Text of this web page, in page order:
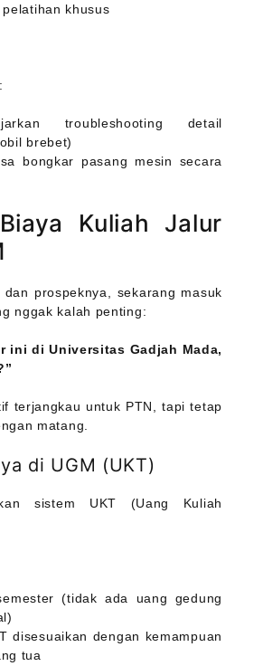
khusus
troubleshooting detail
brebet)
bongkar pasang mesin secara
Kuliah Jalur
prospeknya, sekarang masuk
nggak kalah penting:
ini di Universitas Gadjah Mada,
terjangkau untuk PTN, tapi tetap
matang.
di UGM (UKT)
sistem UKT (Uang Kuliah
(tidak ada uang gedung
disesuaikan dengan kemampuan
tua